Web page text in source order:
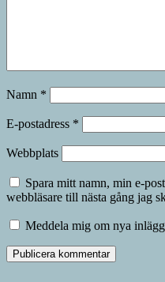
Namn *
E-postadress *
Webbplats
Spara mitt namn, min e-
webbläsare till nästa gång jag
Meddela mig om nya